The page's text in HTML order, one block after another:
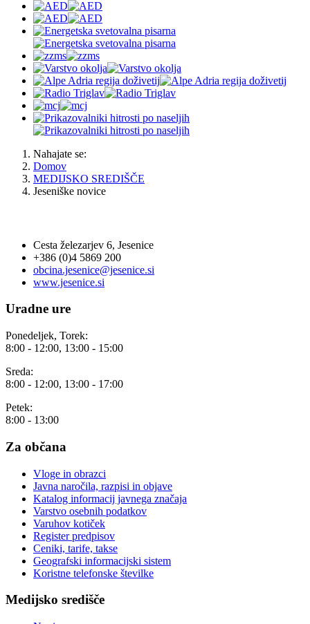
Nahajate se:
Domov
MEDIJSKO SREDIŠČE
Jeseniške novice
Cesta železarjev 6, Jesenice
+386 (0)4 5869 200
obcina.jesenice@jesenice.si
www.jesenice.si
Uradne ure
Ponedeljek, Torek:
8:00 - 12:00, 13:00 - 15:00
Sreda:
8:00 - 12:00, 13:00 - 17:00
Petek:
8:00 - 13:00
Za občana
Vloge in obrazci
Javna naročila, razpisi in objave
Katalog informacij javnega značaja
Varstvo osebnih podatkov
Varuhov kotiček
Register predpisov
Ceniki, tarife, takse
Geografski informacijski sistem
Koristne telefonske številke
Medijsko središče